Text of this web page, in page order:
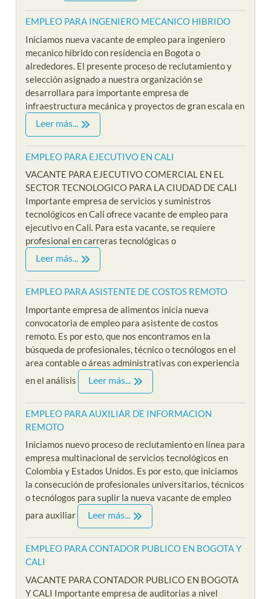
EMPLEO PARA INGENIERO MECANICO HIBRIDO
Iniciamos nueva vacante de empleo para ingeniero
mecanico hibrido con residencia en Bogota o
alrededores. El presente proceso de reclutamiento y
selección asignado a nuestra organización se
desarrollara para importante empresa de
infraestructura mecánica y proyectos de gran escala en
Leer más...
EMPLEO PARA EJECUTIVO EN CALI
VACANTE PARA EJECUTIVO COMERCIAL EN EL
SECTOR TECNOLOGICO PARA LA CIUDAD DE CALI
Importante empresa de servicios y suministros
tecnológicos en Cali ofrece vacante de empleo para
ejecutivo en Cali. Para esta vacante, se requiere
profesional en carreras tecnológicas o
Leer más...
EMPLEO PARA ASISTENTE DE COSTOS REMOTO
Importante empresa de alimentos inicia nueva
convocatoria de empleo para asistente de costos
remoto. Es por esto, que nos encontramos en la
búsqueda de profesionales, técnico o tecnólogos en el
area contable o áreas administrativas con experiencia
en el análisis
Leer más...
EMPLEO PARA AUXILIAR DE INFORMACION
REMOTO
Iniciamos nuevo proceso de reclutamiento en linea para
empresa multinacional de servicios tecnológicos en
Colombia y Estados Unidos. Es por esto, que iniciamos
la consecución de profesionales universitarios, técnicos
o tecnólogos para suplir la nueva vacante de empleo
para auxiliar
Leer más...
EMPLEO PARA CONTADOR PUBLICO EN BOGOTA Y
CALI
VACANTE PARA CONTADOR PUBLICO EN BOGOTA
Y CALI Importante empresa de auditorias a nivel